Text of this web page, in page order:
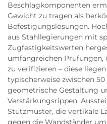
Beschlagkomponenten
Gewicht zu tragen als
Befestigungslösungen.
aus Stahllegierungen mit
Zugfestigkeitswerten
umfangreichen Prüfungen,
zu verifizieren – diese
typischerweise zwischen
geometrische Gestaltung
Verstärkungsrippen,
Stützmuster, die vertikale
gegen die Wandständer